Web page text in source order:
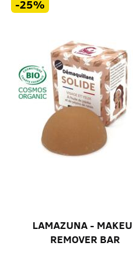
Udsolgt
189,00 m/Moms
-25%
LAMAZUNA -
REMOVER BAR